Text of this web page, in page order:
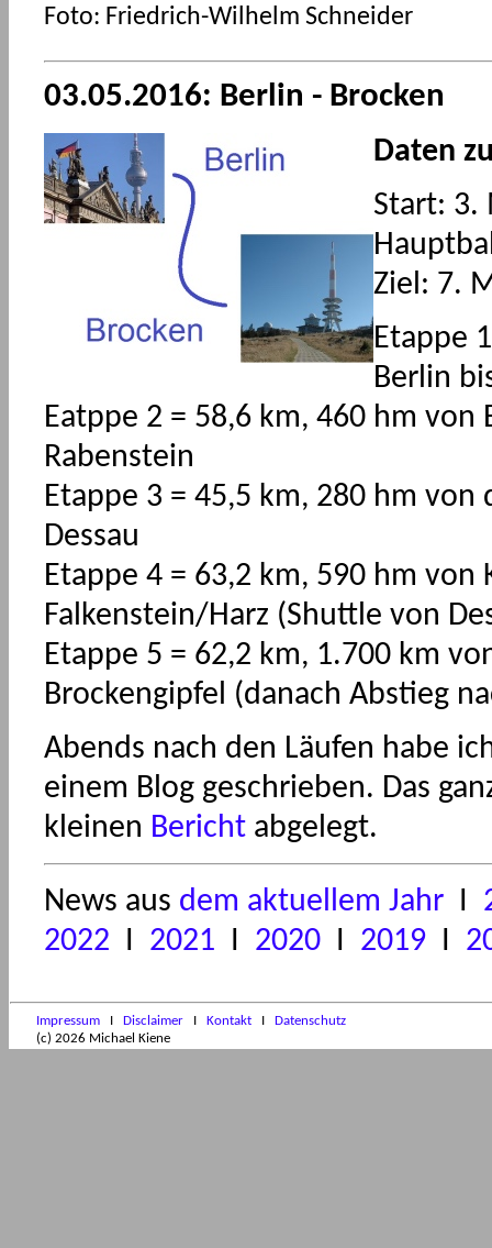
Foto: Friedrich-Wilhelm Schneider
03.05.2016: Berlin - Brocken
Daten
Start: 3.
Ziel: 7.
Etappe
Berlin
Eatppe 2 = 58,6 km, 460 hm von
Rabenstein
Etappe 3 = 45,5 km, 280 hm von
Dessau
Etappe 4 = 63,2 km, 590 hm von
Falkenstein/Harz (Shuttle von
Etappe 5 = 62,2 km, 1.700 km
Brockengipfel (danach Abstieg
Abends nach den Läufen habe
einem Blog geschrieben. Das
kleinen Bericht abgelegt.
News aus dem aktuellem Jahr I
2022 I 2021 I 2020 I 2019 I
Impressum I Disclaimer I Kontakt I Datenschutz
(c) 2026 Michael Kiene